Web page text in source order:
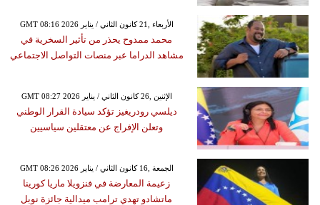
GMT 08:16 2026 الأربعاء ,21 كانون الثاني / يناير
محمد ممدوح يحذر من تأثير السخرية في
مشاهد الدراما عبر منصات التواصل الاجتماعي
GMT 08:27 2026 الإثنين ,26 كانون الثاني / يناير
ديلسي رودريغيز تؤكد سيادة القرار الوطني
وتعلن الإفراج عن معتقلين سياسيين
GMT 08:26 2026 الجمعة ,16 كانون الثاني / يناير
زعيمة المعارضة في فنزويلا ماريا كورينا
ماتشادو تهدي ترامب ميدالية جائزة نوبل